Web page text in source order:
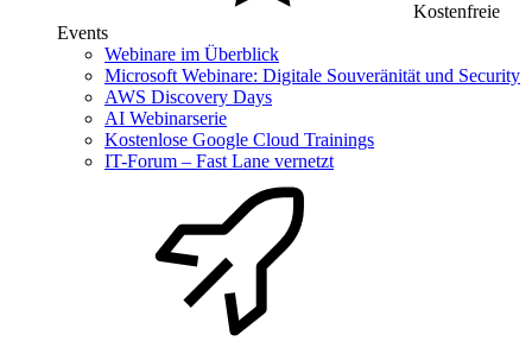
Kostenfreie
Events
Webinare im Überblick
Microsoft Webinare: Digitale Souveränität und Security
AWS Discovery Days
AI Webinarserie
Kostenlose Google Cloud Trainings
IT-Forum – Fast Lane vernetzt